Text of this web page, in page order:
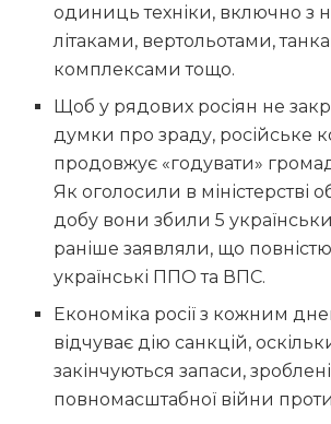
одиниць техніки, включно з
літаками, вертольотами,
комплексами тощо.
Щоб у рядових росіян не
думки про зраду, російське
продовжує «годувати»
Як оголосили в міністерстві
добу вони збили 5
раніше заявляли, що
українські ППО та ВПС.
Економіка росії з кожним
відчуває дію санкцій,
закінчуються запаси,
повномасштабної війни